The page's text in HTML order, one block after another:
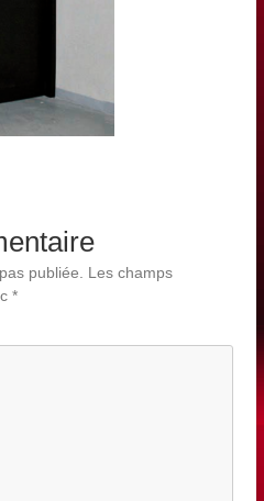
publiée.
Les champs
*